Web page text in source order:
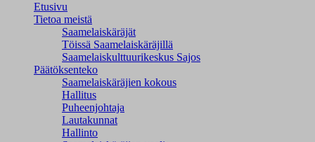
Etusivu
Tietoa meistä
Saamelaiskäräjät
Töissä Saamelaiskäräjillä
Saamelaiskulttuuri­keskus Sajos
Päätöksenteko
Saamelaiskäräjien kokous
Hallitus
Puheenjohtaja
Lautakunnat
Hallinto